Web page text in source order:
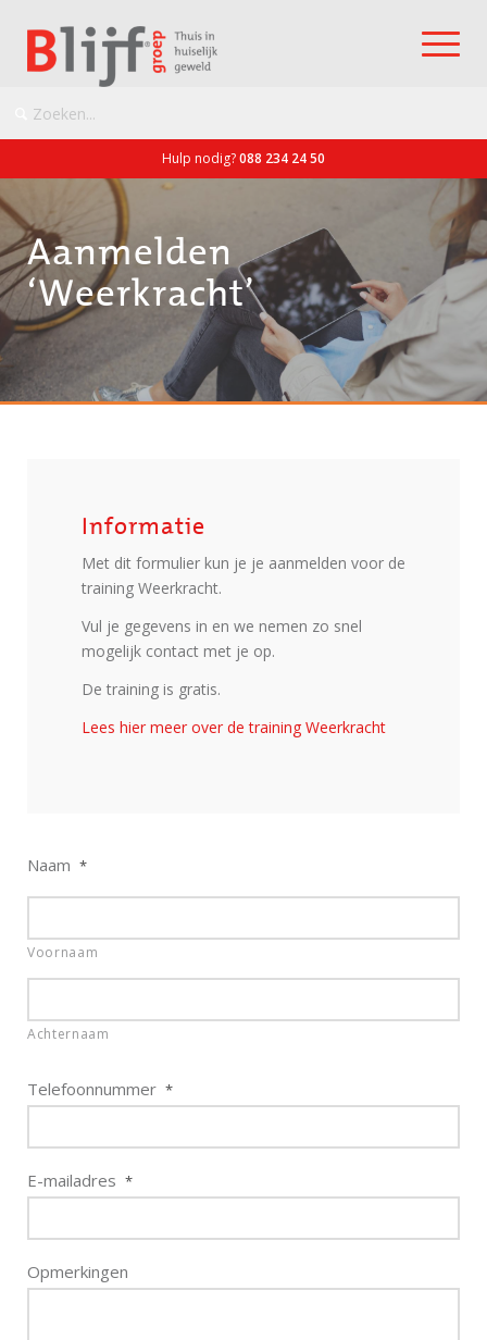
Hulp nodig?088 234 24 50
Aanmelden
‘Weerkracht’
Informatie
Met dit formulier kun je je aanmelden voor de
training Weerkracht.
Vul je gegevens in en we nemen zo snel
mogelijk contact met je op.
De training is gratis.
Lees hier meer over de training Weerkracht
Naam *
Voornaam
Achternaam
Telefoonnummer *
E-mailadres *
Opmerkingen